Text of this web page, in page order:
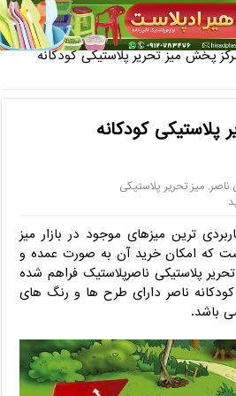
پخش میز تحریر پلاستیکی کودکانه
کودکانه
ناصر,میز تحریر پلاستیکی
ترین میزهای موجود در بازار میز
که امکان خرید آن به صورت عمده و
پلاستیکی ناصرپلاستیک فراهم شده
ناصر دارای طرح ها و رنگ های
باشد.